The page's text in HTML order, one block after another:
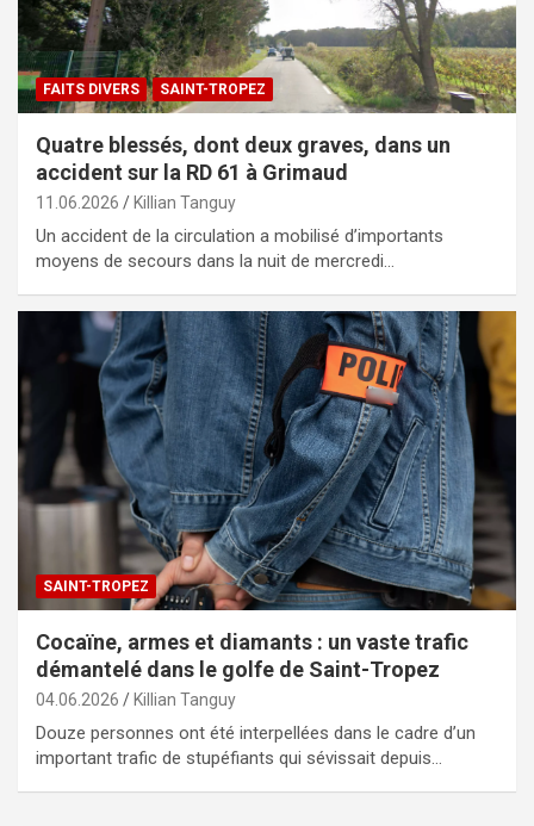
FAITS DIVERS SAINT-TROPEZ
Quatre blessés, dont deux graves, dans un
accident sur la RD 61 à Grimaud
11.06.2026 Killian Tanguy
Un accident de la circulation a mobilisé d’importants
moyens de secours dans la nuit de mercredi…
SAINT-TROPEZ
Cocaïne, armes et diamants : un vaste trafic
démantelé dans le golfe de Saint-Tropez
04.06.2026 Killian Tanguy
Douze personnes ont été interpellées dans le cadre d’un
important trafic de stupéfiants qui sévissait depuis…